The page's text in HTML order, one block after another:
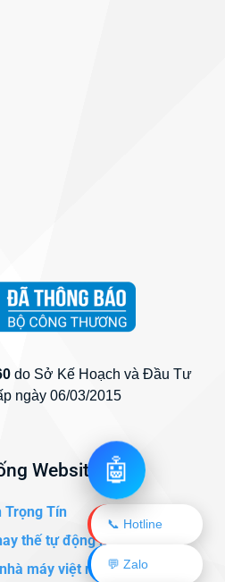
do Sở Kế Hoạch và Đầu Tư
ngày 06/03/2015
Website
Trọng Tín
thế tự động hóa
máy việt nam
🤖
📞 Hotline
💬 Zalo